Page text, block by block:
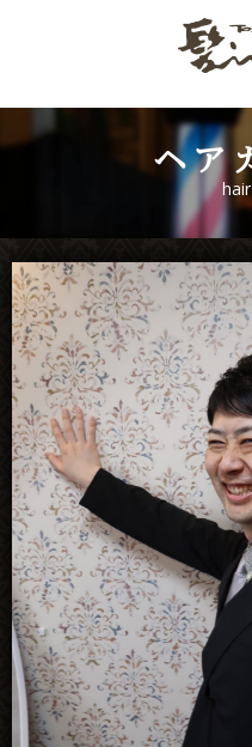
初めての方へ
スタッフ紹介
コース紹介
新着情報
アワード
ご予約
講習依頼
ヘア